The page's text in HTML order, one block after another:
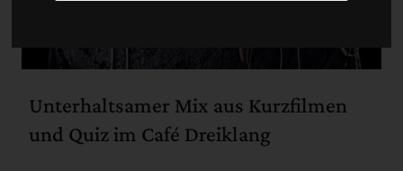
Unterhaltsamer Mix aus Kurzfilmen
und Quiz im Café Dreiklang